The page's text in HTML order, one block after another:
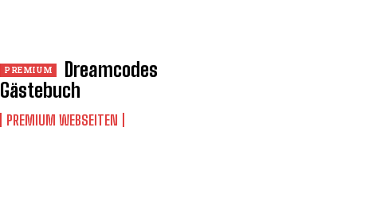
Dreamcodes
Gästebuch
PREMIUM WEBSEITEN